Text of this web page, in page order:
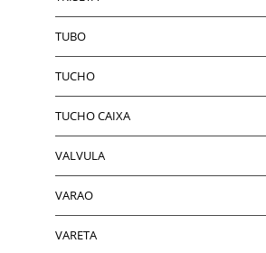
TUBO
TUCHO
TUCHO CAIXA
VALVULA
VARAO
VARETA